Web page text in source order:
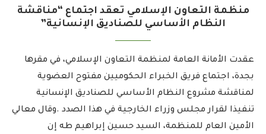
منظمة التعاون الإسلامي تعقد اجتماع “مناقشة
النظام الأساسي للصناديق الإنسانية”
عقدت الأمانة العامة لمنظمة التعاون الإسلامي، في مقرها
بجدة، اجتماع فريق الخبراء الحكوميين مفتوح العضوية
لمناقشة مشروع النظام الأساسي للصناديق الإنسانية
تنفيذا لقرار مجلس وزراء الخارجية في هذا الصدد .وقال معالي
الأمين العام للمنظمة، السيد حسين إبراهيم طه إن